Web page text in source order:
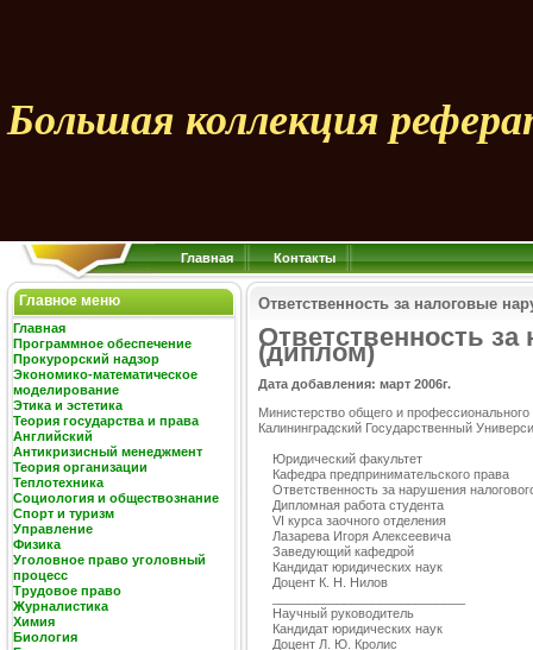
Большая коллекция
Главная Контакты
Главное меню
Главная
Программное обеспечение
Прокурорский надзор
Экономико-математическое
моделирование
Этика и эстетика
Теория государства и права
Английский
Антикризисный менеджмент
Теория организации
Теплотехника
Социология и обществознание
Спорт и туризм
Управление
Физика
Уголовное право уголовный
процесс
Трудовое право
Журналистика
Химия
Биология
Ответственность за налоговые
Ответственность
(диплом)
Дата добавления: март 2006г.
Министерство общего и
Калининградский Государственный
Юридический факультет
Кафедра предпринимательского права
Ответственность за нарушения
Дипломная работа студента
VI курса заочного отделения
Лазарева Игоря Алексеевича
Заведующий кафедрой
Кандидат юридических наук
Доцент К. Н. Нилов
Научный руководитель
Кандидат юридических наук
Доцент Л. Ю. Кролис